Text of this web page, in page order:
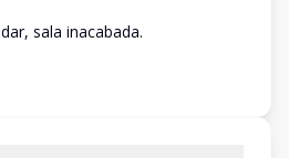
sala inacabada.